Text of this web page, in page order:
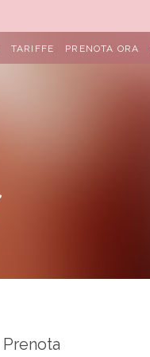
TARIFFE PRENOTA ORA
Prenota